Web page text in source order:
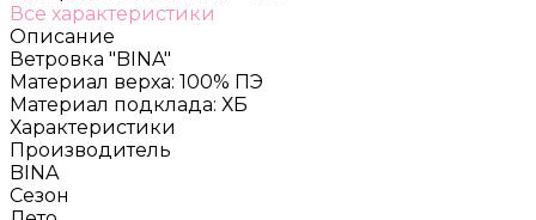
Все характеристики
Описание
Ветровка "BINA"
Материал верха: 100% ПЭ
Материал подклада: ХБ
Характеристики
Производитель
BINA
Сезон